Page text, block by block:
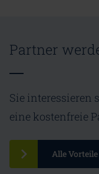
Partner
Sie interessieren
eine kostenfreie
Alle Vorteile